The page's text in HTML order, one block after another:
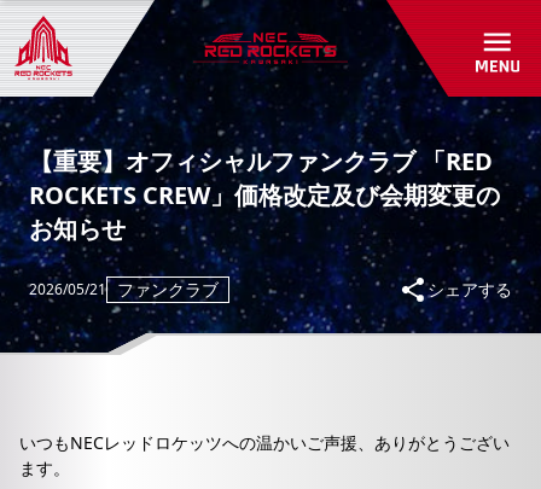
初めて観戦ガイド
アカデミー・スクール紹介/入会受付
パートナーシップ
パートナー一覧
パートナーシップのご案内
共創自動販売機
グッズショップ
RED ROCKETS GEAR STORE
お問い合わせ
よくあるご質問
お問い合わせ
【重要】オフィシャルファンクラブ 「RED
ROCKETS CREW」価格改定及び会期変更の
お知らせ
2026/05/21 ファンクラブ シェアする
いつもNECレッドロケッツへの温かいご声援、ありがとうござい
ます。